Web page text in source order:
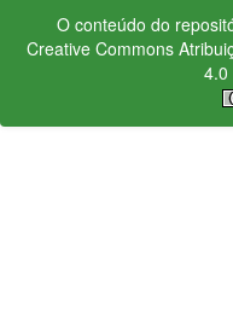
O conteúdo do
Creative Commons
4.0